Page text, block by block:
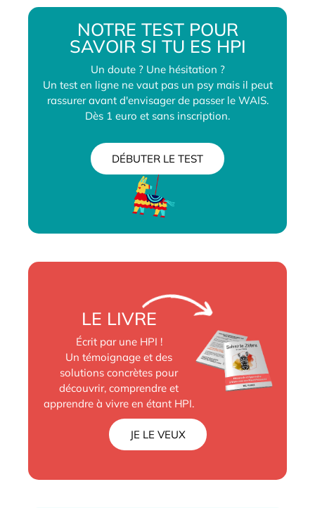
NOTRE TEST POUR
SAVOIR SI TU ES HPI
Un doute ? Une hésitation ?
Un test en ligne ne vaut pas un psy mais il peut
rassurer avant d'envisager de passer le WAIS.
Dès 1 euro et sans inscription.
DÉBUTER LE TEST
LE LIVRE
Écrit par une HPI !
Un témoignage et des
solutions concrètes pour
découvrir, comprendre et
apprendre à vivre en étant HPI.
JE LE VEUX